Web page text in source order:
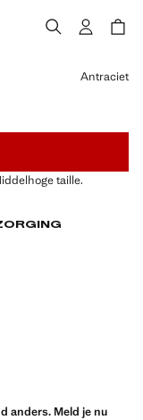
Antraciet
taille.
anders. Meld je nu